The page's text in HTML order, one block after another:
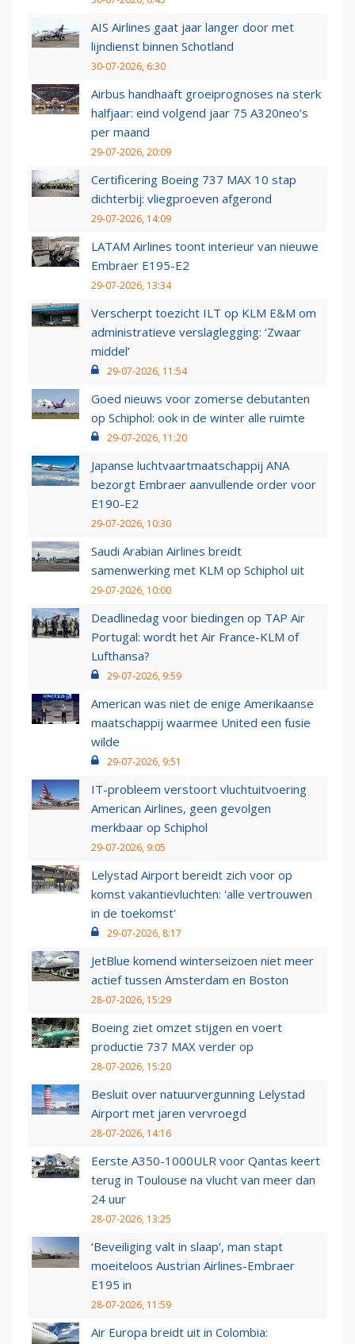
AIS Airlines gaat jaar langer door met
lijndienst binnen Schotland
30-07-2026, 6:30
Airbus handhaaft groeiprognoses na sterk
halfjaar: eind volgend jaar 75 A320neo’s
per maand
29-07-2026, 20:09
Certificering Boeing 737 MAX 10 stap
dichterbij: vliegproeven afgerond
29-07-2026, 14:09
LATAM Airlines toont interieur van nieuwe
Embraer E195-E2
29-07-2026, 13:34
Verscherpt toezicht ILT op KLM E&M om
administratieve verslaglegging: ‘Zwaar
middel’
29-07-2026, 11:54
Goed nieuws voor zomerse debutanten
op Schiphol: ook in de winter alle ruimte
29-07-2026, 11:20
Japanse luchtvaartmaatschappij ANA
bezorgt Embraer aanvullende order voor
E190-E2
29-07-2026, 10:30
Saudi Arabian Airlines breidt
samenwerking met KLM op Schiphol uit
29-07-2026, 10:00
Deadlinedag voor biedingen op TAP Air
Portugal: wordt het Air France-KLM of
Lufthansa?
29-07-2026, 9:59
American was niet de enige Amerikaanse
maatschappij waarmee United een fusie
wilde
29-07-2026, 9:51
IT-probleem verstoort vluchtuitvoering
American Airlines, geen gevolgen
merkbaar op Schiphol
29-07-2026, 9:05
Lelystad Airport bereidt zich voor op
komst vakantievluchten: 'alle vertrouwen
in de toekomst'
29-07-2026, 8:17
JetBlue komend winterseizoen niet meer
actief tussen Amsterdam en Boston
28-07-2026, 15:29
Boeing ziet omzet stijgen en voert
productie 737 MAX verder op
28-07-2026, 15:20
Besluit over natuurvergunning Lelystad
Airport met jaren vervroegd
28-07-2026, 14:16
Eerste A350-1000ULR voor Qantas keert
terug in Toulouse na vlucht van meer dan
24 uur
28-07-2026, 13:25
‘Beveiliging valt in slaap’, man stapt
moeiteloos Austrian Airlines-Embraer
E195 in
28-07-2026, 11:59
Air Europa breidt uit in Colombia: